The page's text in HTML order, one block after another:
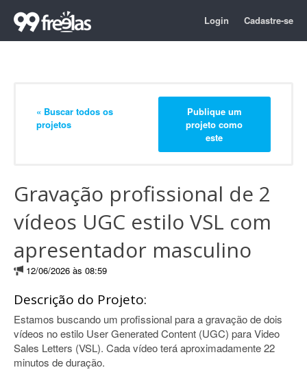
Login Cadastre-se
« Buscar todos os
projetos
Publique um
projeto como
este
Gravação profissional de 2
vídeos UGC estilo VSL com
apresentador masculino
12/06/2026 às 08:59
Descrição do Projeto:
Estamos buscando um profissional para a gravação de dois
vídeos no estilo User Generated Content (UGC) para Video
Sales Letters (VSL). Cada vídeo terá aproximadamente 22
minutos de duração.